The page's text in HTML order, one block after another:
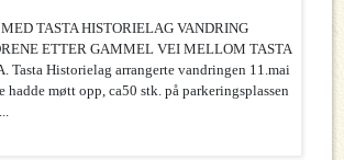
TASTA HISTORIELAG VANDRING
ETTER GAMMEL VEI MELLOM TASTA
Tasta Historielag arrangerte vandringen 11.mai
hadde møtt opp, ca50 stk. på parkeringsplassen